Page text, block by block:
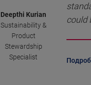
Deepthi Kurian
Sustainability &
Product
Stewardship
Specialist
could